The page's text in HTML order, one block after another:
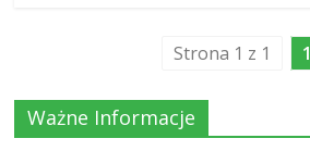
Strona 1 z 1 1
Ważne Informacje